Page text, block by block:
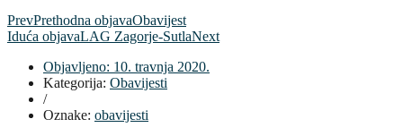
PrevPrethodna objavaObavijest
Iduća objavaLAG Zagorje-SutlaNext
Objavljeno: 10. travnja 2020.
Kategorija: Obavijesti
/
Oznake: obavijesti